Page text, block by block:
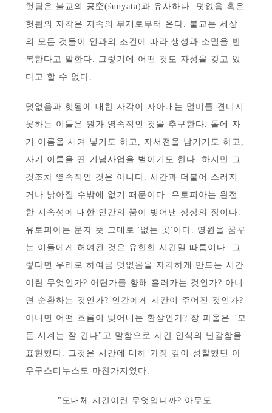
헛됨은 불교의 공空(śūnyatā)과 유사하다. 덧없음 혹은
헛됨의 자각은 지속의 부재로부터 온다. 불교는 세상
의 모든 것들이 인과의 조건에 따라 생성과 소멸을 반
복한다고 말한다. 그렇기에 어떤 것도 자성을 갖고 있
다고 할 수 없다.
덧없음과 헛됨에 대한 자각이 자아내는 멀미를 견디지
못하는 이들은 뭔가 영속적인 것을 추구한다. 돌에 자
기 이름을 새겨 넣기도 하고, 자서전을 남기기도 하고,
자기 이름을 딴 기념사업을 벌이기도 한다. 하지만 그
것조차 영속적인 것은 아니다. 시간과 더불어 스러지
거나 낡아질 수밖에 없기 때문이다. 유토피아는 완전
한 지속성에 대한 인간의 꿈이 빚어낸 상상의 장이다.
유토피아는 문자 뜻 그대로 '없는 곳'이다. 영원을 꿈꾸
는 이들에게 허여된 것은 유한한 시간일 따름이다. 그
렇다면 우리로 하여금 덧없음을 자각하게 만드는 시간
이란 무엇인가? 어딘가를 향해 흘러가는 것인가? 아니
면 순환하는 것인가? 인간에게 시간이 주어진 것인가?
아니면 어떤 흐름이 빚어내는 환상인가? 장 파울은 "모
든 시계는 잘 간다"고 말함으로 시간 인식의 난감함을
표현했다. 그것은 시간에 대해 가장 깊이 성찰했던 아
우구스티누스도 마찬가지였다.
"도대체 시간이란 무엇입니까? 아무도